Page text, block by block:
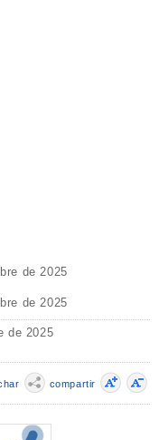
de 2025
de 2025
de 2025
compartir